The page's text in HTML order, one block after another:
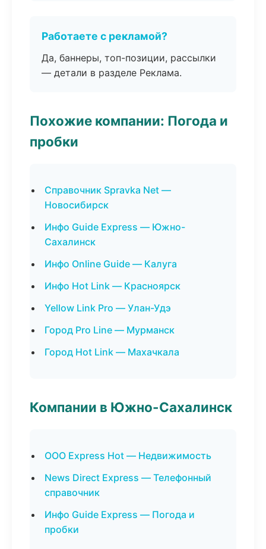
Работаете с рекламой?
Да, баннеры, топ-позиции, рассылки
— детали в разделе Реклама.
Похожие компании: Погода и
пробки
Справочник Spravka Net —
Новосибирск
Инфо Guide Express — Южно-
Сахалинск
Инфо Online Guide — Калуга
Инфо Hot Link — Красноярск
Yellow Link Pro — Улан-Удэ
Город Pro Line — Мурманск
Город Hot Link — Махачкала
Компании в Южно-Сахалинск
ООО Express Hot — Недвижимость
News Direct Express — Телефонный
справочник
Инфо Guide Express — Погода и
пробки